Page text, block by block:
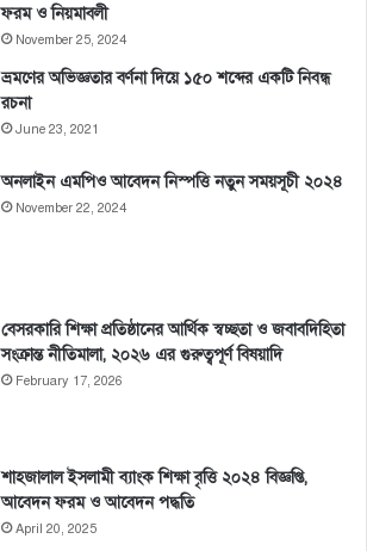
ফরম ও নিয়মাবলী
November 25, 2024
ভ্রমণের অভিজ্ঞতার বর্ণনা দিয়ে ১৫০ শব্দের একটি নিবন্ধ
রচনা
June 23, 2021
অনলাইন এমপিও আবেদন নিস্পত্তি নতুন সময়সূচী ২০২৪
November 22, 2024
বেসরকারি শিক্ষা প্রতিষ্ঠানের আর্থিক স্বচ্ছতা ও জবাবদিহিতা
সংক্রান্ত নীতিমালা, ২০২৬ এর গুরুত্বপূর্ণ বিষয়াদি
February 17, 2026
শাহজালাল ইসলামী ব্যাংক শিক্ষা বৃত্তি ২০২৪ বিজ্ঞপ্তি,
আবেদন ফরম ও আবেদন পদ্ধতি
April 20, 2025